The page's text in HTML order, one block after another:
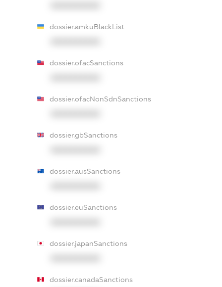
dossier.amkuBlackList
dossier.ofacSanctions
dossier.ofacNonSdnSanctions
dossier.gbSanctions
dossier.ausSanctions
dossier.euSanctions
dossier.japanSanctions
dossier.canadaSanctions